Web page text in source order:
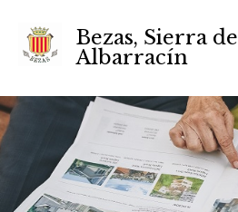
Bezas, Sierra de
Albarracín